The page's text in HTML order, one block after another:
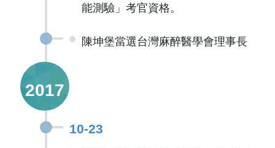
能測驗」考官資格。
陳坤堡當選台灣麻醉醫學會理事長
2017
10-23